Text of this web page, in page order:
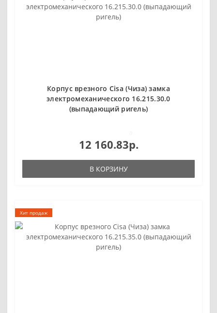
Корпус врезного Cisa (Чиза) замка
электромеханического 16.215.30.0
(выпадающий ригель)
12 160.83р.
В КОРЗИНУ
Хит продаж